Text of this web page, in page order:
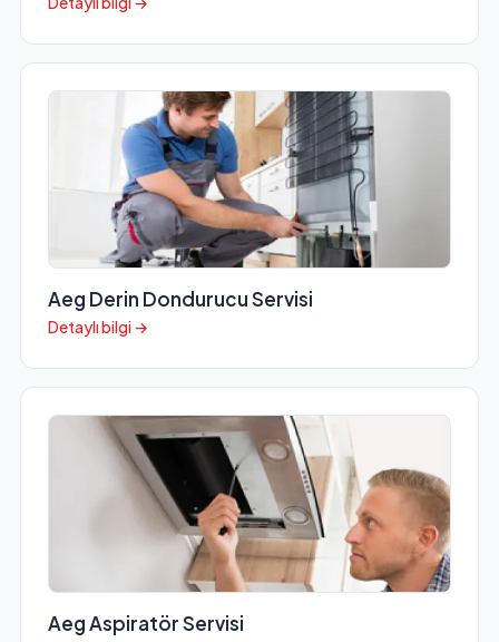
Aeg Derin Dondurucu Servisi
Detaylı bilgi →
Aeg Aspiratör Servisi